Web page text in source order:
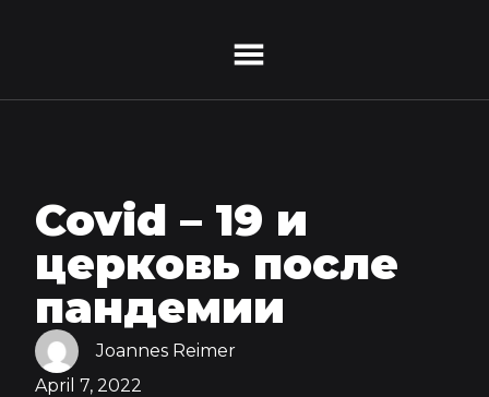
Covid – 19 и
церковь после
пандемии
Joannes Reimer
April 7, 2022